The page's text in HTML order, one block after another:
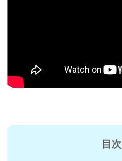
目次